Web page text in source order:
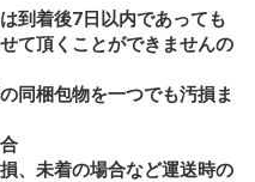
到着後7日以内であっても
て頂くことができませんの
同梱包物を一つでも汚損ま
、未着の場合など運送時の